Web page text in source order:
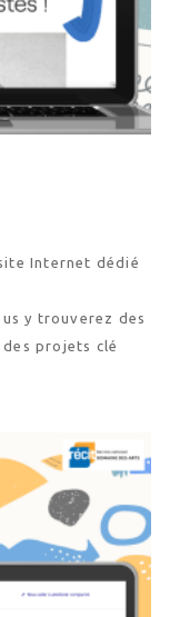
Internet dédié
y trouverez des
projets clé